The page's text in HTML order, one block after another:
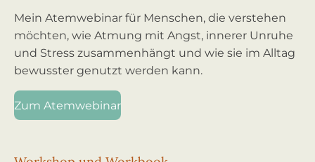
Mein Atemwebinar für Menschen, die verstehen
möchten, wie Atmung mit Angst, innerer Unruhe
und Stress zusammenhängt und wie sie im Alltag
bewusster genutzt werden kann.
Zum Atemwebinar